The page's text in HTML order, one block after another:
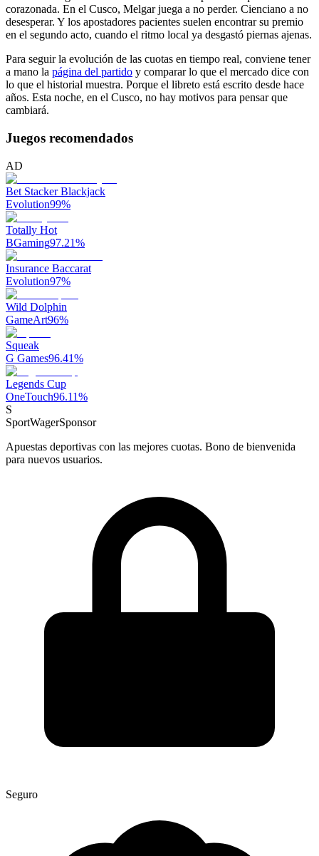
corazonada. En el Cusco, Melgar juega a no perder. Cienciano a no
desesperar. Y los apostadores pacientes suelen encontrar su premio
en el segundo acto, cuando el ritmo local ya desgastó piernas ajenas.
Para seguir la evolución de las cuotas en tiempo real, conviene tener
a mano la página del partido y comparar lo que el mercado dice con
lo que el historial muestra. Porque el libreto está escrito desde hace
años. Esta noche, en el Cusco, no hay motivos para pensar que
cambiará.
Juegos recomendados
AD
Bet Stacker Blackjack
Evolution99%
Totally Hot
BGaming97.21%
Insurance Baccarat
Evolution97%
Wild Dolphin
GameArt96%
Squeak
G Games96.41%
Legends Cup
OneTouch96.11%
S
SportWagerSponsor
Apuestas deportivas con las mejores cuotas. Bono de bienvenida
para nuevos usuarios.
Seguro